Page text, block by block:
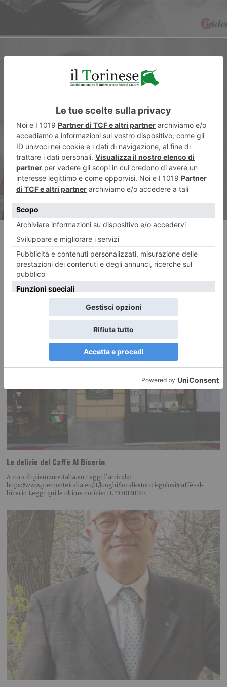
ARTICOLO SUCCESSIVO
Quaglieni ripercorre la storia
delle “vite eroiche”
RECENTI:
Le delizie del Caffè Al Bicerin
A cura di piemonteitalia.eu Leggi l’articolo:
https://www.piemonteitalia.eu/it/luoghi/locali-storici-golosi/caffè-al-
bicerin Leggi qui le ultime notizie: IL TORINESE